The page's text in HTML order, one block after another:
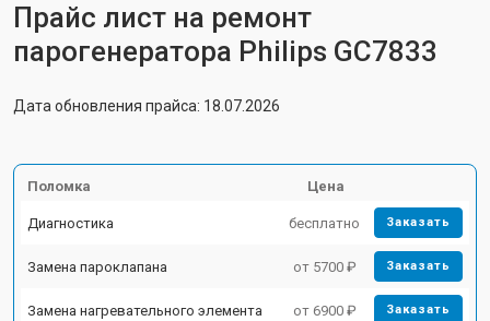
Прайс лист на ремонт
парогенератора Philips GC7833
Дата обновления прайса: 18.07.2026
Поломка Цена
Диагностика бесплатно Заказать
Замена пароклапана от 5700 ₽ Заказать
Замена нагревательного элемента от 6900 ₽ Заказать